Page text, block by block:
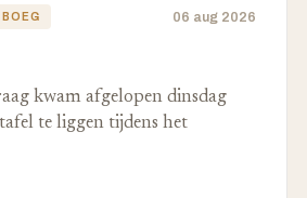
06 aug 2026
kwam afgelopen dinsdag
te liggen tijdens het